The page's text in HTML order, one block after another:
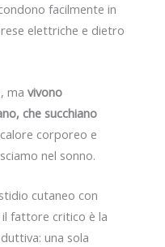
facilmente in
elettriche e dietro
ma vivono
che succhiano
corporeo e
nel sonno.
cutaneo con
fattore critico è la
una sola